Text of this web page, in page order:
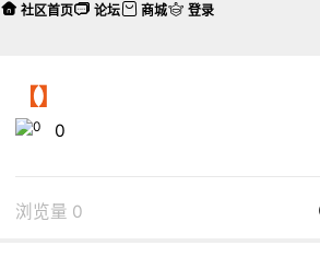
【】
0
浏览量 0
社区首页 论坛 商城 登录